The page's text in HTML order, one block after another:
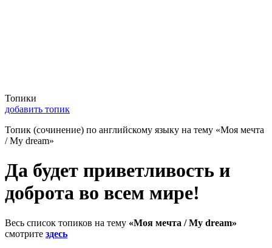
Топики
добавить топик
Топик (сочинение) по английскому языку на тему «Моя мечта
/ My dream»
Да будет приветливость и
доброта во всем мире!
Весь список топиков на тему «Моя мечта / My dream»
смотрите здесь